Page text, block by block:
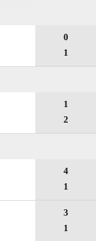
0
1
1
2
4
1
3
1